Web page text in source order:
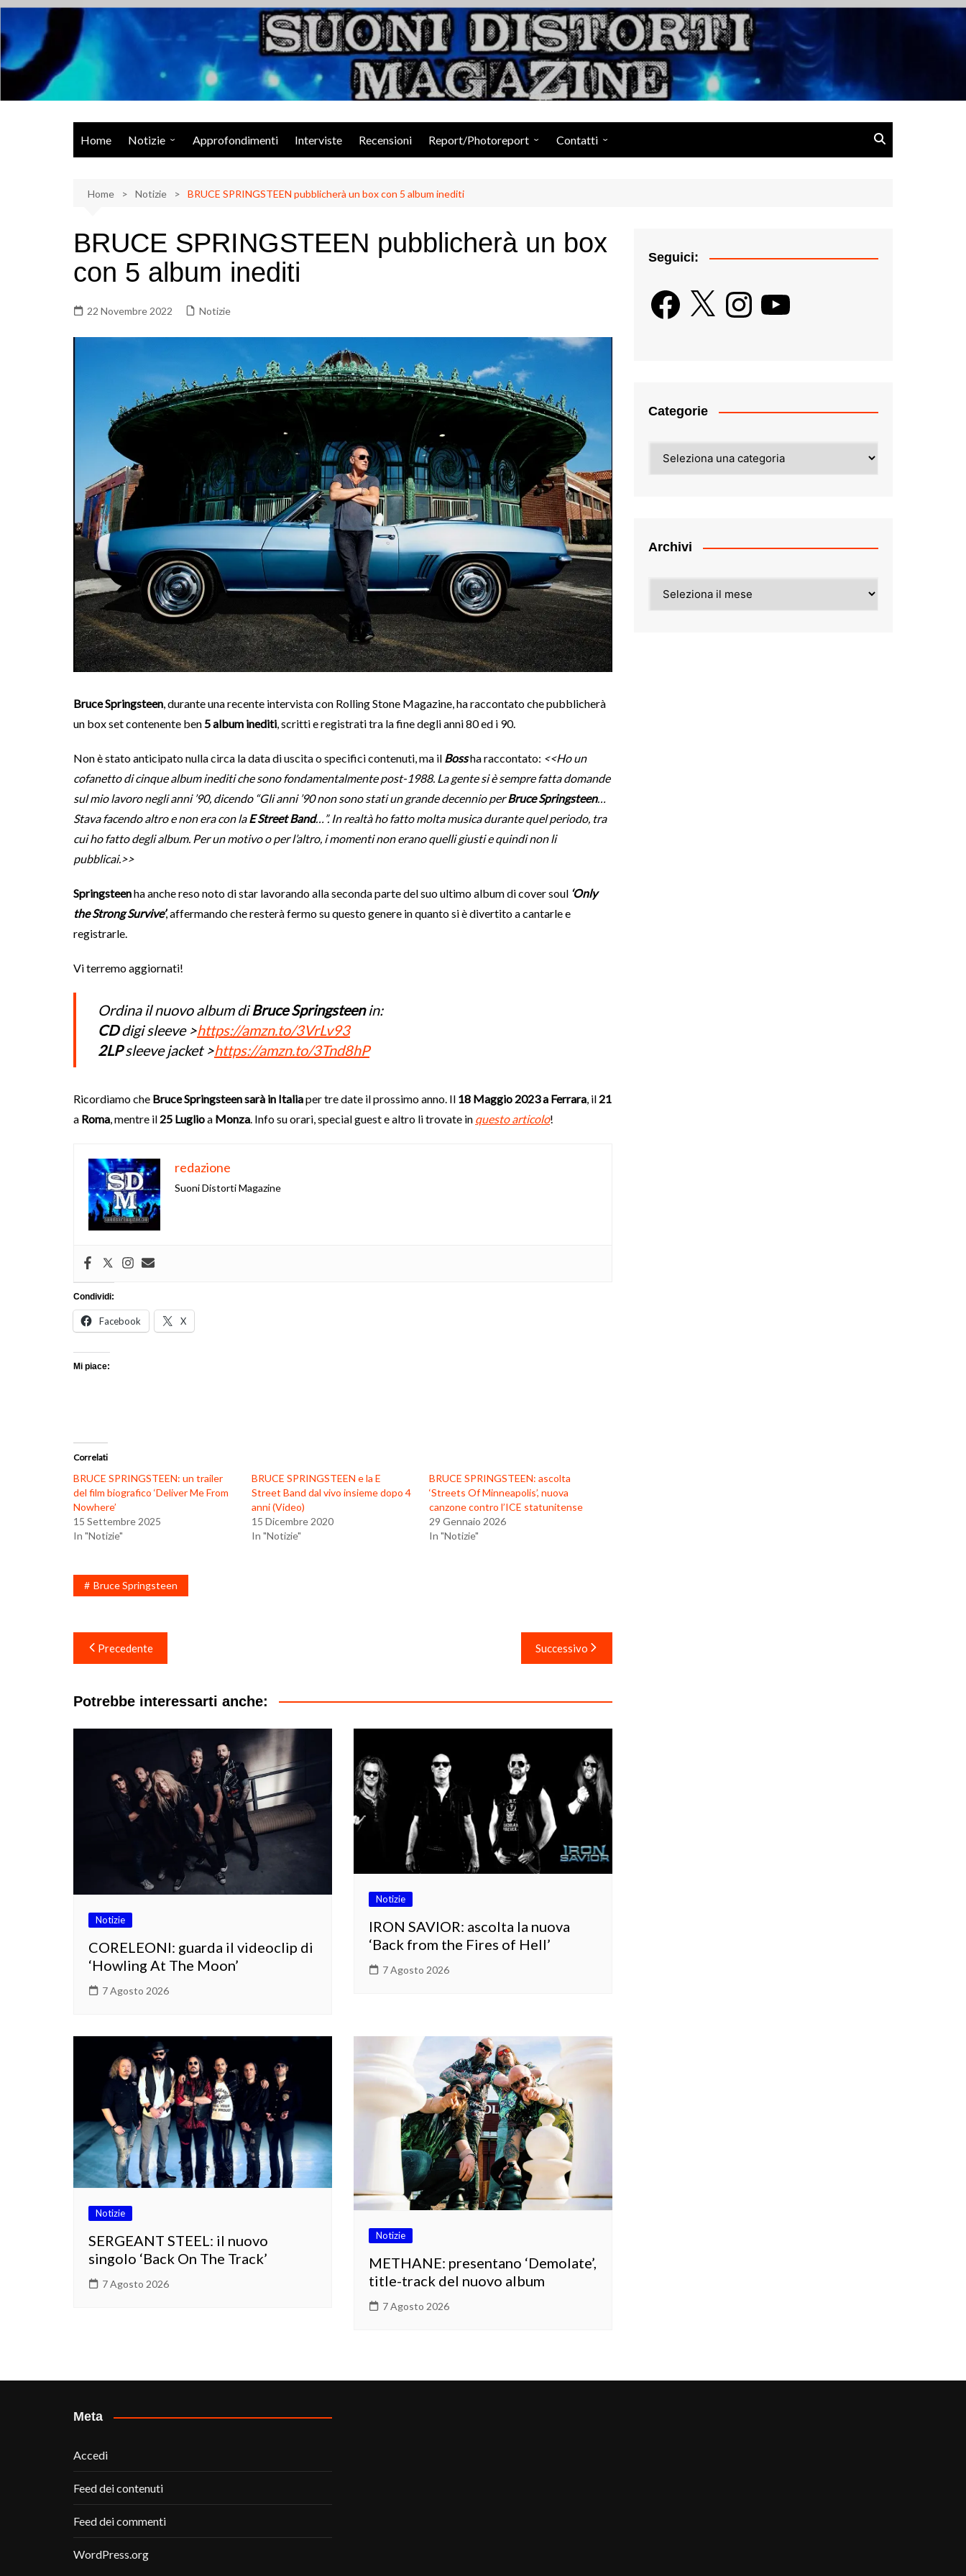
Salta
contenuto
Suoni Distorti Magazine
Musica Rock, Metal, Punk e varie sonorità alternative
Home Notizie
Eventi
Libri
Approfondimenti Interviste Recensioni Report/Photoreport Contatti
Home Notizie BRUCE SPRINGSTEEN pubblicherà un box con 5 album inediti
BRUCE SPRINGSTEEN pubblicherà un box
con 5 album inediti
22 Novembre 2022 Notizie
Bruce Springsteen, durante una recente intervista con Rolling Stone Magazine, ha raccontato che pubblicherà
un box set contenente ben5 album inediti, scritti e registrati tra la fine degli anni 80 ed i 90.
Non è stato anticipato nulla circa la data di uscita o specifici contenuti, ma il Bossha raccontato: <<Ho un
cofanetto di cinque album inediti che sono fondamentalmente post-1988. La gente si è sempre fatta domande
sul mio lavoro negli anni ’90, dicendo “Gli anni ’90 non sono stati un grande decennio perBruce Springsteen…
Stava facendo altro e non era con laE Street Band…”. In realtà ho fatto molta musica durante quel periodo, tra
cui ho fatto degli album. Per un motivo o per l’altro, i momenti non erano quelli giusti e quindi non li
pubblicai.>>
Springsteenha anche reso noto di star lavorando alla seconda parte del suo ultimo album di cover soul ‘Only
the Strong Survive’, affermando che resterà fermo su questo genere in quanto si è divertito a cantarle e
registrarle.
Vi terremo aggiornati!
Ordina il nuovo album diBruce Springsteenin:
CDdigi sleeve >https://amzn.to/3VrLv93
2LPsleeve jacket >https://amzn.to/3Tnd8hP
Ricordiamo che Bruce Springsteen sarà in Italiaper tre date il prossimo anno. Il 18 Maggio 2023 a Ferrara, il 21
a Roma, mentre il 25 Luglioa Monza. Info su orari, special guest e altro li trovate in questo articolo!
redazione
Suoni Distorti Magazine
Condividi:
Facebook X
Mi piace:
Correlati
BRUCE SPRINGSTEEN: un trailer
del film biografico ‘Deliver Me From
Nowhere’
15 Settembre 2025
In "Notizie"
BRUCE SPRINGSTEEN e la E
Street Band dal vivo insieme dopo 4
anni (Video)
15 Dicembre 2020
In "Notizie"
BRUCE SPRINGSTEEN: ascolta
‘Streets Of Minneapolis’, nuova
canzone contro l’ICE statunitense
29 Gennaio 2026
In "Notizie"
Bruce Springsteen
Navigazione
articoli
Precedente Successivo
Potrebbe interessarti anche:
Notizie
CORELEONI: guarda il videoclip di
‘Howling At The Moon’
7 Agosto 2026
Notizie
IRON SAVIOR: ascolta la nuova
‘Back from the Fires of Hell’
7 Agosto 2026
Notizie
SERGEANT STEEL: il nuovo
singolo ‘Back On The Track’
7 Agosto 2026
Notizie
METHANE: presentano ‘Demolate’,
title-track del nuovo album
7 Agosto 2026
Seguici:
Facebook
X InstagramYouTube
Categorie
Archivi
Meta
Accedi
Feed dei contenuti
Feed dei commenti
WordPress.org